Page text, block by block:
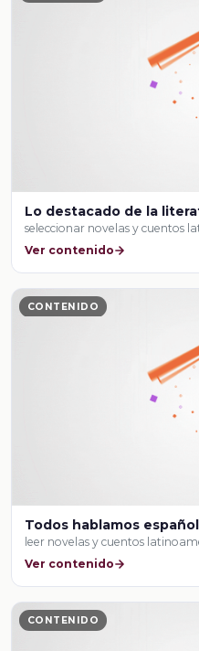
Lo destacado de la
seleccionar novelas y cuentos
Ver contenido
CONTENIDO
Todos hablamos
leer novelas y cuentos
Ver contenido
CONTENIDO